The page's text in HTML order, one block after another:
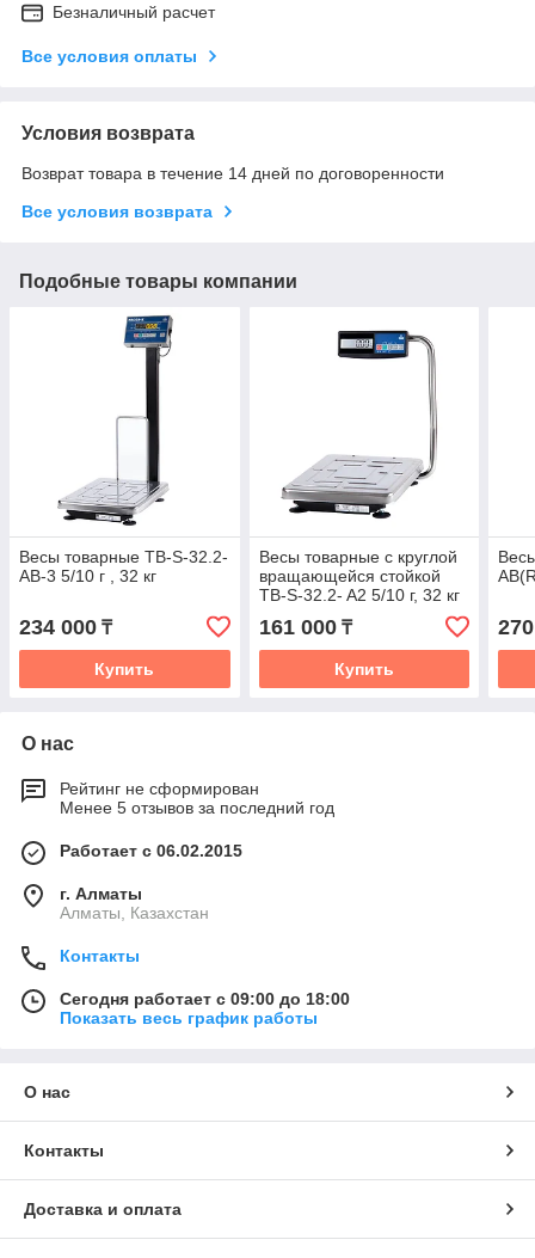
Безналичный расчет
Все условия оплаты
Условия возврата
Возврат товара в течение 14 дней по договоренности
Все условия возврата
Подобные товары компании
Весы товарные TB-S-32.2-
AВ-3 5/10 г , 32 кг
234 000 ₸
Купить
Весы товарные с круглой
вращающейся стойкой
TB-S-32.2- A2 5/10 г, 32 кг
161 000₸
Купить
О нас
Рейтинг не сформирован
Менее 5 отзывов за последний год
Работает с 06.02.2015
г. Алматы
Алматы, Казахстан
Контакты
Сегодня работает с 09:00 до 18:00
Показать весь график работы
О нас
Контакты
Доставка и оплата